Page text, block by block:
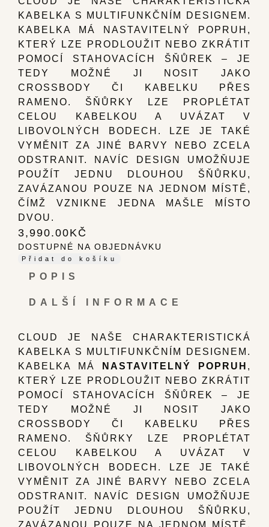
KABELKA S MULTIFUNKČNÍM DESIGNEM.
KABELKA MÁ NASTAVITELNÝ POPRUH,
KTERÝ LZE PRODLOUŽIT NEBO ZKRÁTIT
POMOCÍ STAHOVACÍCH ŠŇŮREK – JE
TEDY MOŽNÉ JI NOSIT JAKO
CROSSBODY ČI KABELKU PŘES
RAMENO. ŠŇŮRKY LZE PROPLÉTAT
CELOU KABELKOU A UVÁZAT V
LIBOVOLNÝCH BODECH. LZE JE TAKÉ
VYMĚNIT ZA JINÉ BARVY NEBO ZCELA
ODSTRANIT. NAVÍC DESIGN UMOŽŇUJE
POUŽÍT JEDNU DLOUHOU ŠŇŮRKU,
ZAVÁZANOU POUZE NA JEDNOM MÍSTĚ,
ČÍMŽ VZNIKNE JEDNA MAŠLE MÍSTO
DVOU.
3,990.00KČ
DOSTUPNÉ NA OBJEDNÁVKU
Přidat do košíku
POPIS
DALŠÍ INFORMACE
CLOUD JE NAŠE CHARAKTERISTICKÁ
KABELKA S MULTIFUNKČNÍM DESIGNEM.
KABELKA MÁ NASTAVITELNÝ POPRUH ,
KTERÝ LZE PRODLOUŽIT NEBO ZKRÁTIT
POMOCÍ STAHOVACÍCH ŠŇŮREK – JE
TEDY MOŽNÉ JI NOSIT JAKO
CROSSBODY ČI KABELKU PŘES
RAMENO. ŠŇŮRKY LZE PROPLÉTAT
CELOU KABELKOU A UVÁZAT V
LIBOVOLNÝCH BODECH. LZE JE TAKÉ
VYMĚNIT ZA JINÉ BARVY NEBO ZCELA
ODSTRANIT. NAVÍC DESIGN UMOŽŇUJE
POUŽÍT JEDNU DLOUHOU ŠŇŮRKU,
ZAVÁZANOU POUZE NA JEDNOM MÍSTĚ,